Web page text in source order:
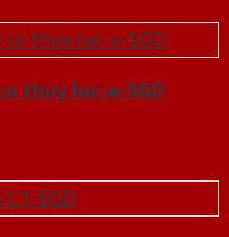
thuy luc-a-SGD